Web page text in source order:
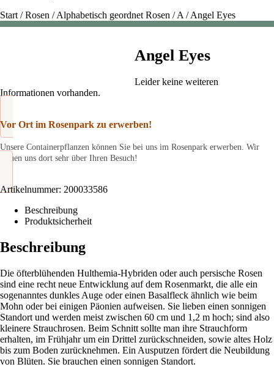
Start /Rosen /Alphabetisch geordnet Rosen /A /Angel Eyes
Angel Eyes
Leider keine weiteren
Informationen vorhanden.
Vor Ort im Rosenpark zu erwerben!
Unsere Containerpflanzen können Sie bei uns im Rosenpark erwerben. Wir
freuen uns dort sehr über Ihren Besuch!
Artikelnummer: 200033586
Beschreibung
Produktsicherheit
Beschreibung
Die öfterblühenden Hulthemia-Hybriden oder auch persische Rosen
sind eine recht neue Entwicklung auf dem Rosenmarkt, die alle ein
sogenanntes dunkles Auge oder einen Basalfleck ähnlich wie beim
Mohn oder bei einigen Päonien aufweisen. Sie lieben einen sonnigen
Standort und werden meist zwischen 60 cm und 1,2 m hoch; sind also
kleinere Strauchrosen. Beim Schnitt sollte man ihre Strauchform
erhalten, im Frühjahr um ein Drittel zurückschneiden, sowie altes Holz
bis zum Boden zurücknehmen. Ein Ausputzen fördert die Neubildung
von Blüten. Sie brauchen einen sonnigen Standort.